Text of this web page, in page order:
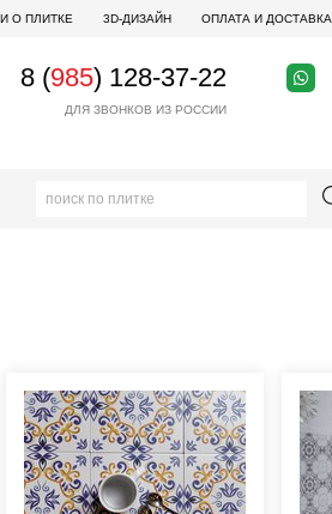
О ПЛИТКЕ 3D-ДИЗАЙН ОПЛАТА И ДОСТАВКА
8 (985) 128-37-22
ДЛЯ ЗВОНКОВ ИЗ РОССИИ